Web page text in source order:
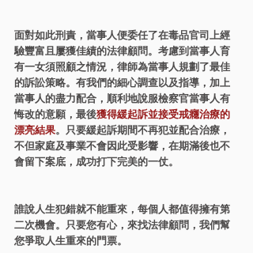
面對如此刑責，當事人便委任了在毒品官司上經
驗豐富且屢獲佳績的法律顧問。考慮到當事人育
有一女須照顧之情況，律師為當事人規劃了最佳
的訴訟策略。有我們的細心調查以及指導，加上
當事人的盡力配合，順利地說服檢察官當事人有
悔改的意願，最後獲得緩起訴並接受戒癮治療的
漂亮結果。只要緩起訴期間不再犯並配合治療，
不但家庭及事業不會因此受影響，在期滿後也不
會留下案底，成功打下完美的一仗。
誰說人生犯錯就不能重來，每個人都值得擁有第
二次機會。只要您有心，來找法律顧問，我們幫
您爭取人生重來的門票。